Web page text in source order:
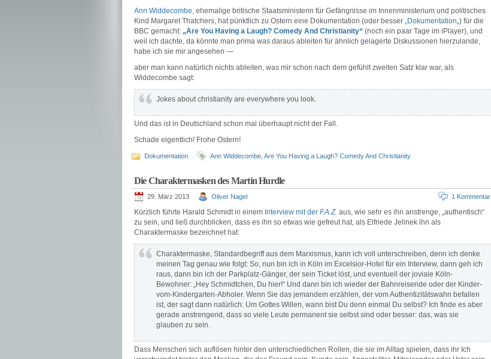
Ann Widdecombe, ehemalige britische Staatsministerin für Gefängnisse im Innenministerium und politisches
Kind Margaret Thatchers, hat pünktlich zu Ostern eine Dokumentation (oder besser „Dokumentation„) für die
BBC gemacht: „Are You Having a Laugh? Comedy And Christianity“ (noch ein paar Tage im iPlayer), und
weil ich dachte, da könnte man prima was daraus ableiten für ähnlich gelagerte Diskussionen hierzulande,
habe ich sie mir angesehen —
aber man kann natürlich nichts ableiten, was mir schon nach dem gefühlt zweiten Satz klar war, als
Widdecombe sagt:
Jokes about christianity are everywhere you look.
Und das ist in Deutschland schon mal überhaupt nicht der Fall.
Schade eigentlich! Frohe Ostern!
Dokumentation Ann Widdecombe Are You Having a Laugh? Comedy And Christianity
Die Charaktermasken des Martin Hurdle
29. März 2013 Oliver Nagel 1 Kommentar
Kürzlich führte Harald Schmidt in einem Interview mit der F.A.Z. aus, wie sehr es ihn anstrenge, „authentisch“
zu sein, und ließ durchblicken, dass es ihn so etwas wie gefreut hat, als Elfriede Jelinek ihn als
Charaktermaske bezeichnet hat:
Charaktermaske, Standardbegriff aus dem Marxismus, kann ich voll unterschreiben, denn ich denke
meinen Tag genau wie folgt: So, nun bin ich in Köln im Excelsior-Hotel für ein Interview, dann geh ich
raus, dann bin ich der Parkplatz-Gänger, der sein Ticket löst, und eventuell der joviale Köln-
Bewohner: „Hey Schmidtchen, Du hier!“ Und dann bin ich wieder der Bahnreisende oder der Kinder-
vom-Kindergarten-Abholer. Wenn Sie das jemandem erzählen, der vom Authentizitätswahn befallen
ist, der sagt dann natürlich: Um Gottes Willen, wann bist Du denn einmal Du selbst? Ich finde es aber
gerade anstrengend, dass so viele Leute permanent sie selbst sind oder besser: das, was sie
glauben zu sein.
Dass Menschen sich auflösen hinter den unterschiedlichen Rollen, die sie im Alltag spielen, dass ihr Ich